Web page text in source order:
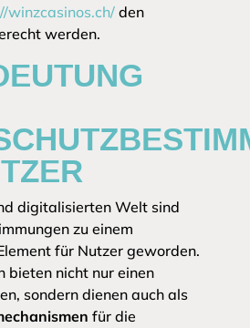
winzcasinos.ch/den
werden.
digitalisierten Welt sind
zu einem
für Nutzer geworden.
bieten nicht nur einen
sondern dienen auch als
für die